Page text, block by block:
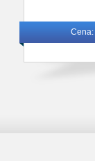
Cena: